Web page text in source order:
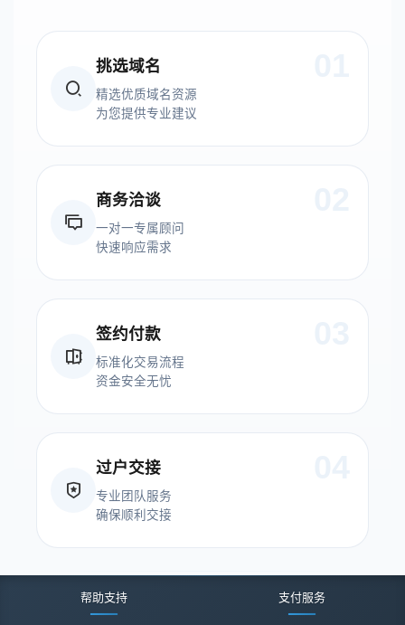
挑选域名
精选优质域名资源
为您提供专业建议
商务洽谈
一对一专属顾问
快速响应需求
签约付款
标准化交易流程
资金安全无忧
过户交接
专业团队服务
确保顺利交接
帮助支持 支付服务